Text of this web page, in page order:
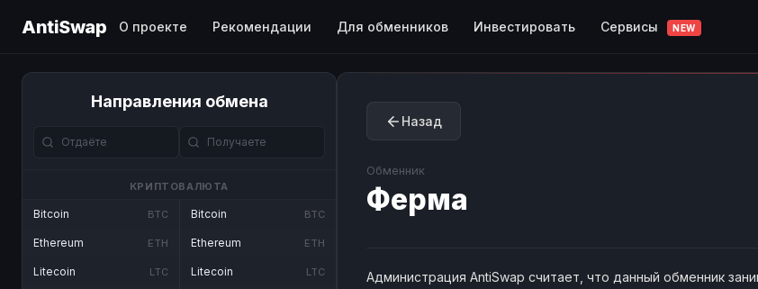
AntiSwap О проекте Рекомендации Для обменников Инвестировать Сервисы NEW
Направления обмена
КРИПТОВАЛЮТА
Bitcoin BTC
Ethereum ETH
Litecoin LTC
Bitcoin BTC
Ethereum ETH
Litecoin LTC
Назад
Обменник
Ферма
Администрация AntiSwap считает, что данный обменник